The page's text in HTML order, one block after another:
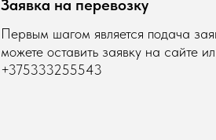
Заявка на перевозку
Первым шагом является подача
можете оставить заявку на сайте
+375333255543